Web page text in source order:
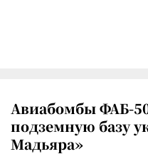
Авиабомбы ФАБ-
подземную базу
Мадьяра»